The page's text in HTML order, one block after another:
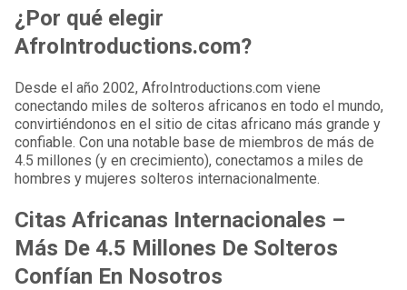
¿Por qué elegir
AfroIntroductions.com?
Desde el año 2002, AfroIntroductions.com viene
conectando miles de solteros africanos en todo el mundo,
convirtiéndonos en el sitio de citas africano más grande y
confiable. Con una notable base de miembros de más de
4.5 millones (y en crecimiento), conectamos a miles de
hombres y mujeres solteros internacionalmente.
Citas Africanas Internacionales –
Más De 4.5 Millones De Solteros
Confían En Nosotros